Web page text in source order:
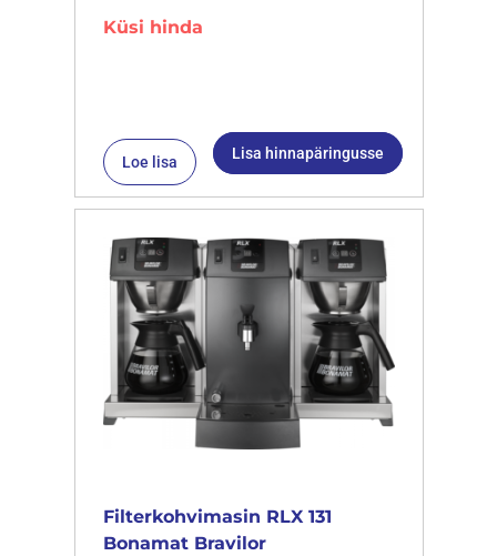
Küsi hinda
Loe lisa Lisa hinnapäringusse
Filterkohvimasin RLX 131
Bonamat Bravilor